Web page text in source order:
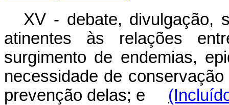
XV - debate, divulgação,
atinentes às relações
surgimento de endemias,
necessidade de
prevenção delas; e